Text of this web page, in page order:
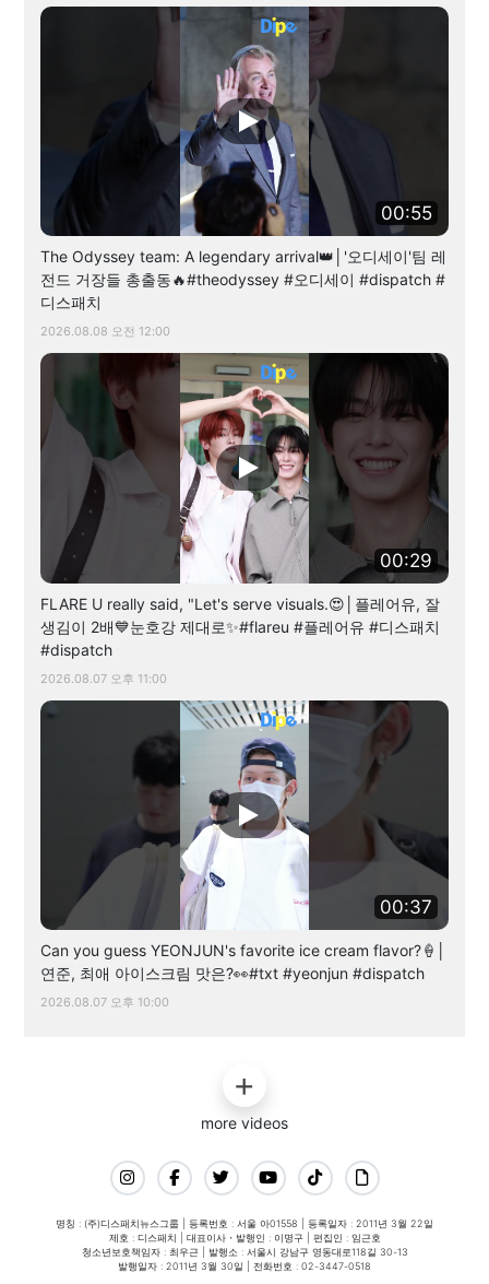
00:55
The Odyssey team: A legendary arrival👑│'오디세이'팀 레
전드 거장들 총출동🔥#theodyssey #오디세이 #dispatch #
디스패치
2026.08.08 오전 12:00
00:29
FLARE U really said, "Let's serve visuals.😍│플레어유, 잘
생김이 2배💙눈호강 제대로✨#flareu #플레어유 #디스패치
#dispatch
2026.08.07 오후 11:00
00:37
Can you guess YEONJUN's favorite ice cream flavor?🍦│
연준, 최애 아이스크림 맛은?👀#txt #yeonjun #dispatch
2026.08.07 오후 10:00
more videos
명칭 : (주)디스패치뉴스그룹 | 등록번호 : 서울 아01558 | 등록일자 : 2011년 3월 22일
제호 : 디스패치 | 대표이사・발행인 : 이명구 | 편집인 : 임근호
청소년보호책임자 : 최우근 | 발행소 : 서울시 강남구 영동대로118길 30-13
발행일자 : 2011년 3월 30일 | 전화번호 : 02-3447-0518